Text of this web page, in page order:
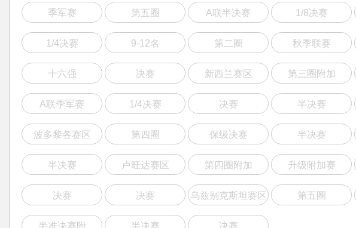
季军赛 第五圈 A联半决赛 1/8决赛
1/4决赛 9-12名 第二圈 秋季联赛
十六强 决赛 新西兰赛区 第三圈附加
A联季军赛 1/4决赛 决赛 半决赛
波多黎各赛区 第四圈 保级决赛 半决赛
半决赛 卢旺达赛区 第四圈附加 升级附加赛
决赛 决赛 乌兹别克斯坦赛区 第五圈
半准决赛附 半决赛 决赛